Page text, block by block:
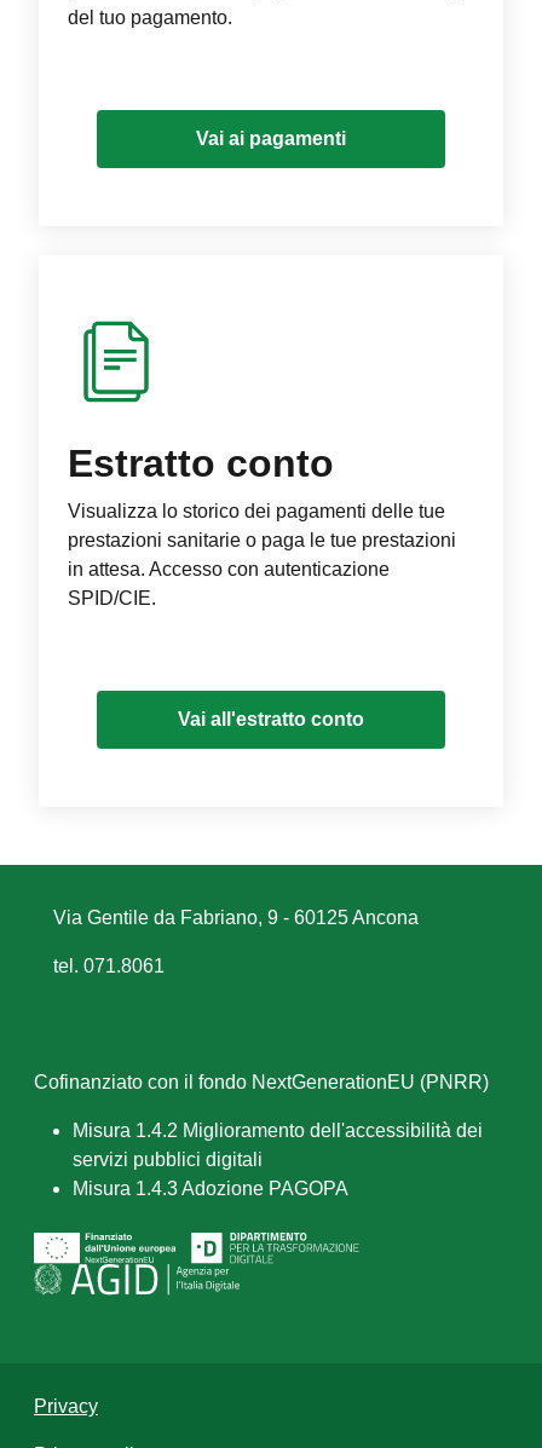
del tuo pagamento.
Vai ai pagamenti
Estratto conto
Visualizza lo storico dei pagamenti delle tue
prestazioni sanitarie o paga le tue prestazioni
in attesa. Accesso con autenticazione
SPID/CIE.
Vai all'estratto conto
Via Gentile da Fabriano, 9 - 60125 Ancona
tel. 071.8061
Cofinanziato con il fondo NextGenerationEU (PNRR)
Misura 1.4.2 Miglioramento dell'accessibilità dei
servizi pubblici digitali
Misura 1.4.3 Adozione PAGOPA
Privacy